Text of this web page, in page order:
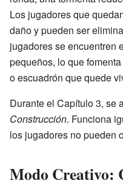
Los jugadores que
daño y pueden ser
jugadores se encuentren
pequeños, lo que
o escuadrón que quede
Durante el Capítulo 3, se
Construcción. Funciona
los jugadores no pueden
Modo Creativo: